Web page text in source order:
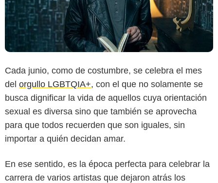
Cada junio, como de costumbre, se celebra el mes
del orgullo LGBTQIA+, con el que no solamente se
busca dignificar la vida de aquellos cuya orientación
sexual es diversa sino que también se aprovecha
para que todos recuerden que son iguales, sin
importar a quién decidan amar.
En ese sentido, es la época perfecta para celebrar la
carrera de varios artistas que dejaron atrás los